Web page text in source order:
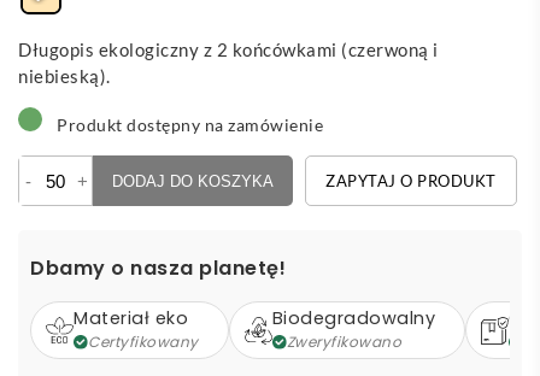
Długopis ekologiczny z 2 końcówkami (czerwoną i
niebieską).
Produkt dostępny na zamówienie
-
Lippo
+ DODAJ DO KOSZYKA ZAPYTAJ O PRODUKT
Dbamy o nasza planetę!
Materiał eko
Certyfikowany
Biodegradowalny
Zweryfikowano